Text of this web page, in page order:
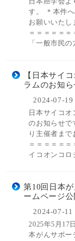
す。 ＊本件
お願いいたし
＝＝＝＝＝＝
「一般市民
【日本サイ
ラムのお知ら
2024-07-19
日本サイコ
のお知らせで
り主催者ま
＝＝＝＝＝
イコオンコ
第10回日本
ームページ
2024-07-11
2025年5月17
本がんサポー